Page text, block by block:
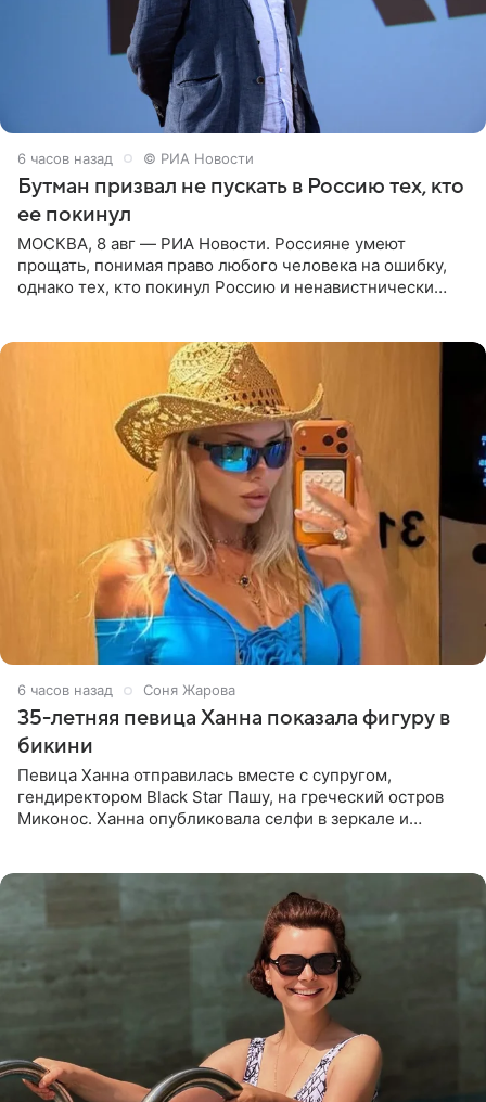
6 часов назад © РИА Новости
Бутман призвал не пускать в Россию тех, кто
ее покинул
МОСКВА, 8 авг — РИА Новости. Россияне умеют
прощать, понимая право любого человека на ошибку,
однако тех, кто покинул Россию и ненавистнически
6 часов назад Соня Жарова
35-летняя певица Ханна показала фигуру в
бикини
Певица Ханна отправилась вместе с супругом,
гендиректором Black Star Пашу, на греческий остров
Миконос. Ханна опубликовала селфи в зеркале и